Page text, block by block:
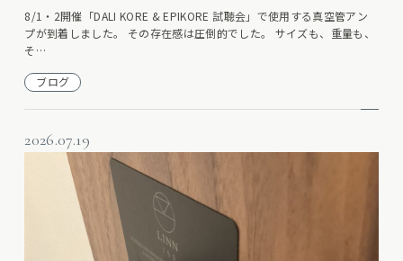
8/1・2開催「DALI KORE & EPIKORE 試聴会」で使用する真空管アン
プが到着しました。 その存在感は圧倒的でした。 サイズも、重量も、
そ…
ブログ
2026.07.19